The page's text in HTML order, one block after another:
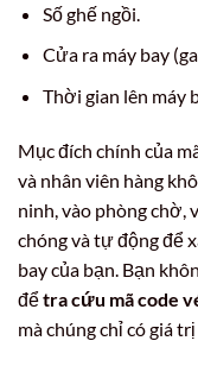
Số ghế ngồi.
Cửa ra máy bay
Thời gian lên máy
Mục đích chính của
và nhân viên hàng
ninh, vào phòng chờ,
chóng và tự động để
bay của bạn. Bạn
đểtra cứu mã code
mà chúng chỉ có giá